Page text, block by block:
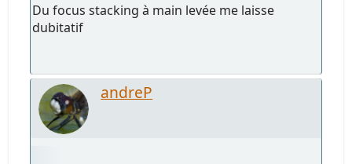
Du focus stacking à main levée me laisse
dubitatif
andreP